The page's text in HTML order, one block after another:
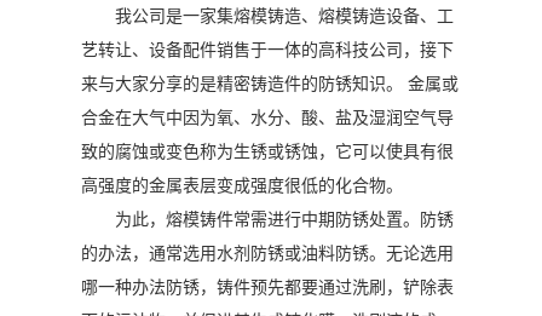
我公司是一家集熔模铸造、熔模铸造设备、工
艺转让、设备配件销售于一体的高科技公司，接下
来与大家分享的是精密铸造件的防锈知识。 金属或
合金在大气中因为氧、水分、酸、盐及湿润空气导
致的腐蚀或变色称为生锈或锈蚀，它可以使具有很
高强度的金属表层变成强度很低的化合物。
为此，熔模铸件常需进行中期防锈处置。防锈
的办法，通常选用水剂防锈或油料防锈。无论选用
哪一种办法防锈，铸件预先都要通过洗刷，铲除表